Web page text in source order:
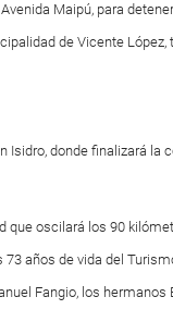
Maipú, para
de Vicente López,
Isidro, donde finalizará la
que oscilará los 90
años de vida del
Fangio, los hermanos